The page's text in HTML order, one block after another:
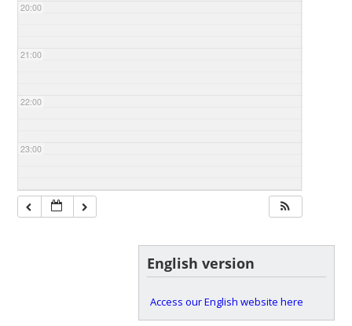
20:00
21:00
22:00
23:00
English version
Access our English website here